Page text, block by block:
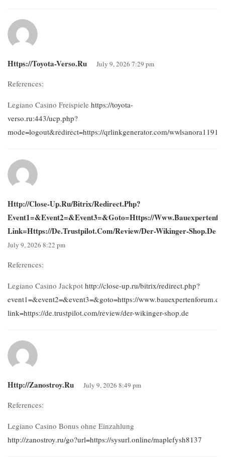
Https://toyota-Verso.ru July 9, 2026 7:29 pm
References:
Legiano Casino Freispiele https://toyota-
verso.ru:443/ucp.php?
mode=logout&redirect=https://qrlinkgenerator.com/wwlsanora11911
Http://close-Up.ru/bitrix/redirect.php?
Event1=&event2=&event3=&goto=https://
Link=https://de.trustpilot.com/review/der-Wikinger-Shop.de
July 9, 2026 8:22 pm
References:
Legiano Casino Jackpot http://close-up.ru/bitrix/redirect.php?
event1=&event2=&event3=&goto=https://
link=https://de.trustpilot.com/review/der-wikinger-shop.de
Http://zanostroy.ru July 9, 2026 8:49 pm
References:
Legiano Casino Bonus ohne Einzahlung
http://zanostroy.ru/go?url=https://sysurl.online/maplefysh8137